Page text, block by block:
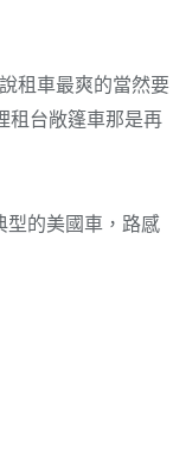
租車最爽的當然要
租台敞篷車那是再
型的美國車，路感